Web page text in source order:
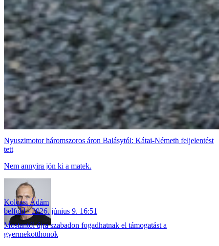
Nyuszimotor háromszoros áron Balásytól: Kátai-Németh feljelentést
tett
Nem annyira jön ki a matek.
Kolozsi Ádám
belföld
2026. június 9. 16:51
Mostantól újra szabadon fogadhatnak el támogatást a
gyermekotthonok